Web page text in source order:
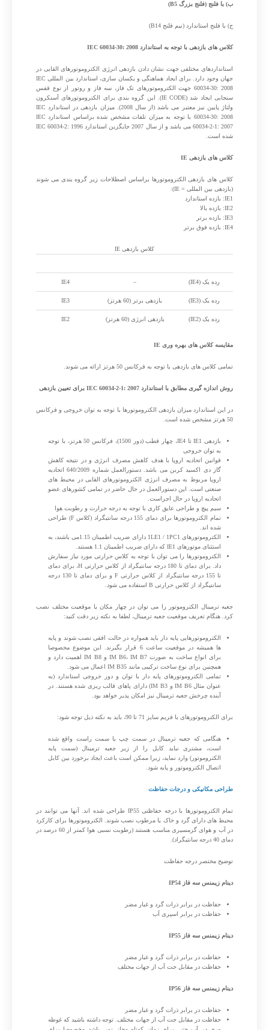
ب) با فلنج (فلنج بزرگ B5)
ج) با فلنج استاندارد (نیم فلنج B14)
کلاس های بازدهی با توجه به استاندارد IEC 60034-30: 2008
استانداردهای مختلفی جهت نشان دادن بازدهی انرژی الکتروموتورهای القایی در
جهان وجود دارد. برای ایجاد هماهنگی و یکسان سازی، استاندارد بین المللی IEC
60034-30: 2008 جهت الکتروموتورهای تک فاز، سه فاز و روتور از نوع قفس
سنجابی ایجاد شد (IE CODE). این گروه بندی برای الکتروموتورهای آسنکرون
ولتاژ پایین نیز معتبر می باشد (از سال 2008). میزان بازدهی در استاندارد IEC
60034-30: 2008 با توجه به میزان تلفات مشخص شده براساس استاندارد IEC
60034-2-1: 2007 می باشد و از سال 2007 جایگزین استاندارد IEC 60034-2: 1996
شده است.
کلاس های بازدهی IE
کلاس های بازدهی الکتروموتورها براساس اصطلاحات زیر گروه بندی می شوند
(بازدهی بین المللی = IE):
IE1: بازده استاندارد
IE2: بازده بالا
IE3: بازده برتر
IE4: بازده فوق برتر
کلاس بازدهی IE
رده یک (IE4) –
IE4
رده یک (IE3) بازدهی برتر (60 هرتز) IE3
رده یک (IE2) بازدهی انرژی (60 هرتز) IE2
مقایسه کلاس های بهره وری IE
تمامی کلاس های بازدهی با توجه به فرکانس 50 هرتز ارائه می شوند.
روش اندازه گیری مطابق با استاندارد IEC 60034-2-1: 2007 برای تعیین بازدهی
در این استاندارد میزان بازدهی الکتروموتورها با توجه به توان خروجی و فرکانس
50 هرتز مشخص شده است.
بازدهی IE1 تا IE4، چهار قطب (دور 1500)، فرکانس 50 هرتز، با توجه
به توان خروجی
قوانین اتحادیه اروپا با هدف کاهش مصرف انرژی و در نتیجه کاهش
گاز دی اکسید کربن می باشد. دستورالعمل شماره 640/2009 اتحادیه
اروپا مربوط به مصرف انرژی الکتروموتورهای القایی در محیط های
صنعتی است. این دستورالعمل در حال حاضر در تمامی کشورهای عضو
اتحادیه اروپا در حال اجراست.
سیم پیچ و طراحی عایق کاری با توجه به درجه حرارت و رطوبت هوا
تمام الکتروموتورها برای دمای 155 درجه سانتیگراد (کلاس F) طراحی
شده اند.
الکتروموتورهای 1LE1 / 1PC1 دارای ضریب اطمینان 1.15می باشند، به
استثنای موتورهای IE1 که دارای ضریب اطمینان 1.1 هستند.
الکتروموتورها را می توان با توجه به کلاس حرارتی مورد نیاز سفارش
داد. برای دمای تا 180 درجه سانتیگراد از کلاس حرارتی H، برای دمای
تا 155 درجه سانتیگراد از کلاس حرارتی F و برای دمای تا 130 درجه
سانتیگراد از کلاس حرارتی B استفاده می شود.
جعبه ترمینال الکتروموتور را می توان در چهار مکان یا موقعیت مختلف نصب
کرد. هنگام تعریف موقعیت جعبه ترمینال، لطفا به نکته زیر دقت کنید:
الکتروموتورهایی پایه دار باید همواره در حالت افقی نصب شوند و پایه
ها همیشه در موقعیت ساعت 6 قرار بگیرند. این موضوع مخصوصا
برای انواع ساخت به صورت IM B6، IM B7 و IM B8 اهمیت دارد و
همچنین برای نوع ساخت ترکیبی مانند IM B35 اعمال می شود.
تمامی الکتروموتورهای پایه دار با توان و دور خروجی استاندارد (به
عنوان مثال IM B6 و IM B3) دارای پاهای قالب ریزی شده هستند. در
آینده چرخش جعبه ترمینال نیز امکان پذیر خواهد بود.
برای الکتروموتورهای با فریم سایز 71 تا 90، باید به نکته ذیل توجه شود:
هنگامی که جعبه ترمینال در سمت چپ یا سمت راست واقع شده
است، مشتری نباید کابل را از زیر جعبه ترمینال (سمت پایه
الکتروموتور) وارد نماید، زیرا ممکن است باعث ایجاد برخورد بین کابل
اتصال الکتروموتور و پایه شود.
طراحی مکانیکی و درجات حفاظت
تمام الکتروموتورها با درجه حفاظتی IP55 طراحی شده اند. آنها می توانند در
محیط های دارای گرد و خاک یا مرطوب نصب شوند. الکتروموتورها برای کارکرد
در آب و هوای گرمسیری مناسب هستند (رطوبت نسبی هوا کمتر از 60 درصد در
دمای 40 درجه سانتیگراد).
توضیح مختصر درجه حفاظت
دینام زیمنس سه فاز IP54
حفاظت در برابر ذرات گرد و غبار مضر
حفاظت در برابر اسپری آب
دینام زیمنس سه فاز IP55
حفاظت در برابر ذرات گرد و غبار مضر
حفاظت در مقابل جت آب از جهات مختلف
دینام زیمنس سه فاز IP56
حفاظت در برابر ذرات گرد و غبار مضر
حفاظت در مقابل جت آب از جهات مختلف. توجه داشته باشید که غوطه